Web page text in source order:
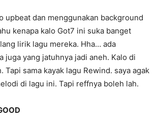
upbeat dan menggunakan background
kenapa kalo Got7 ini suka banget
lirik lagu mereka. Hha… ada
juga yang jatuhnya jadi aneh. Kalo di
Tapi sama kayak lagu Rewind. saya agak
di lagu ini. Tapi reffnya boleh lah.